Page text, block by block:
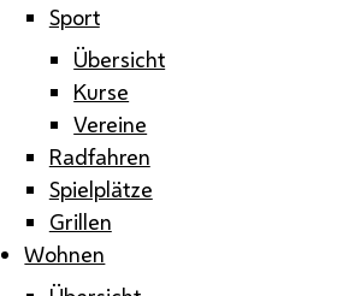
Sport
Übersicht
Kurse
Vereine
Radfahren
Spielplätze
Grillen
Wohnen